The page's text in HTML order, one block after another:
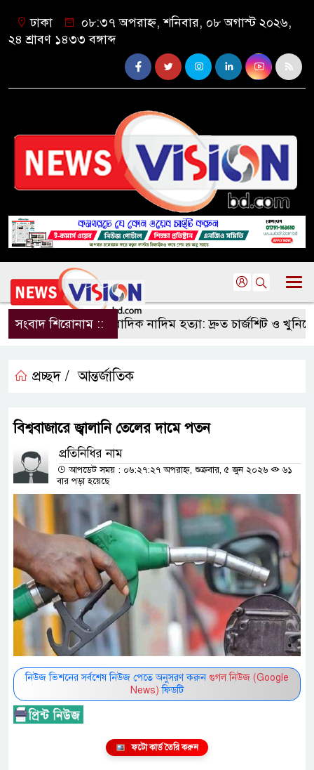
ঢাকা
০৮:৩৭ অপরাহ্ন, শনিবার, ০৮ অগাস্ট ২০২৬,
২৪ শ্রাবণ ১৪৩৩ বঙ্গাব্দ
সংবাদ শিরোনাম ::সাংবাদিক নাদিম হত্যা: দ্রুত চার্জশিট ও খুনিদের
প্রচ্ছদ / আন্তর্জাতিক
বিশ্ববাজারে জ্বালানি তেলের দামে পতন
প্রতিনিধির নাম
আপডেট সময় : ০৬:২৭:২৭ অপরাহ্ন, শুক্রবার, ৫ জুন ২০২৬
৬১
বার পড়া হয়েছে
নিউজ ভিশনের সর্বশেষ নিউজ পেতে অনুসরণ করুন গুগল নিউজ (Google
News) ফিডটি
ফটো কার্ড তৈরি করুন